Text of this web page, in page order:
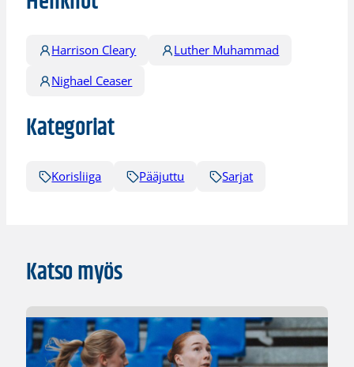
Harrison Cleary
Luther Muhammad
Nighael Ceaser
Kategoriat
Korisliiga Pääjuttu Sarjat
Katso myös